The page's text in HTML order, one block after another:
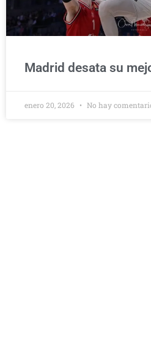
Madrid desata su
enero 20, 2026 No hay